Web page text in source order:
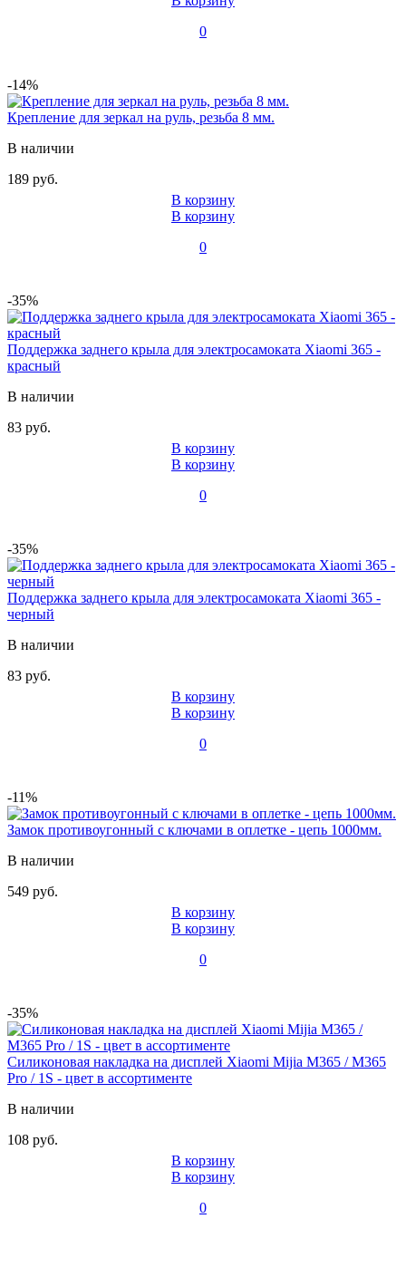
0
-14%
Крепление для зеркал на руль, резьба 8 мм.
В наличии
189 руб.
В корзину
В корзину
0
-35%
Поддержка заднего крыла для электросамоката Xiaomi 365 -
красный
В наличии
83 руб.
В корзину
В корзину
0
-35%
Поддержка заднего крыла для электросамоката Xiaomi 365 -
черный
В наличии
83 руб.
В корзину
В корзину
0
-11%
Замок противоугонный с ключами в оплетке - цепь 1000мм.
В наличии
549 руб.
В корзину
В корзину
0
-35%
Силиконовая накладка на дисплей Xiaomi Mijia M365 / M365
Pro / 1S - цвет в ассортименте
В наличии
108 руб.
В корзину
В корзину
0